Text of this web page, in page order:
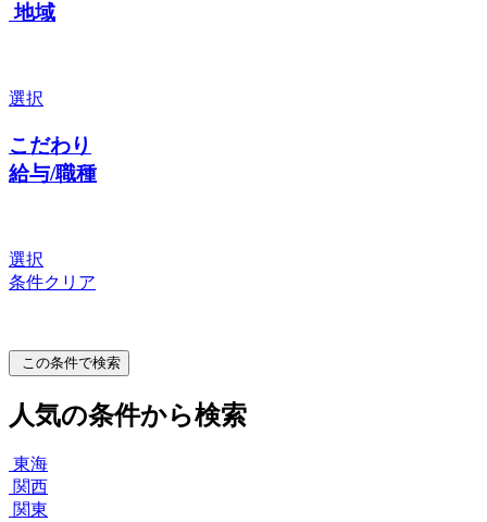
地域
選択
こだわり
給与/職種
選択
条件クリア
この条件で検索
人気の条件から検索
東海
関西
関東